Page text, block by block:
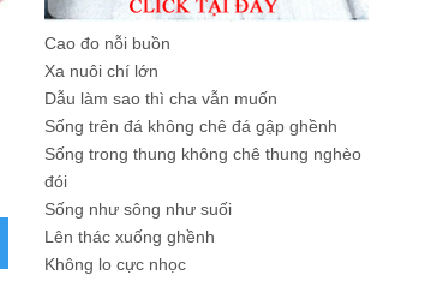
Cao đo nỗi buồn
Xa nuôi chí lớn
Dẫu làm sao thì cha vẫn muốn
Sống trên đá không chê đá gập ghềnh
Sống trong thung không chê thung nghèo
đói
Sống như sông như suối
Lên thác xuống ghềnh
Không lo cực nhọc